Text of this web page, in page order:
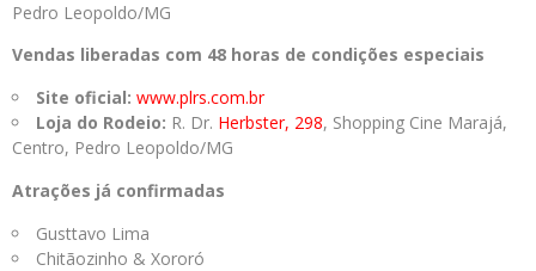
Pedro Leopoldo/MG
Vendas liberadas com 48 horas de condições especiais
Site oficial: www.plrs.com.br
Loja do Rodeio: R. Dr. Herbster, 298, Shopping Cine Marajá,
Centro, Pedro Leopoldo/MG
Atrações já confirmadas
Gusttavo Lima
Chitãozinho & Xororó